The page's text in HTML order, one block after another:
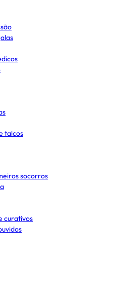
talcos
socorros
curativos